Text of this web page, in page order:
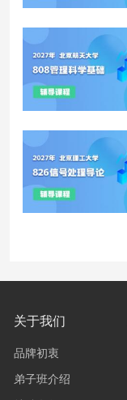
关于我们
品牌初衷
弟子班介绍